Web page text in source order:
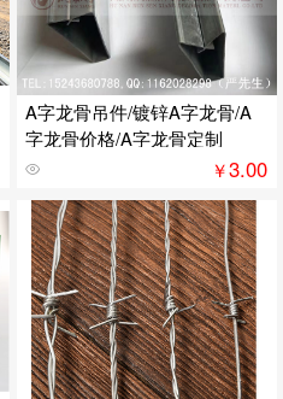
A字龙骨吊件/镀锌A字龙骨/A
字龙骨价格/A字龙骨定制
￥3.00